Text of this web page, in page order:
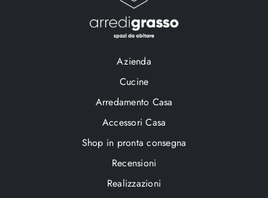
Azienda
Cucine
Arredamento Casa
Accessori Casa
Shop in pronta consegna
Recensioni
Realizzazioni